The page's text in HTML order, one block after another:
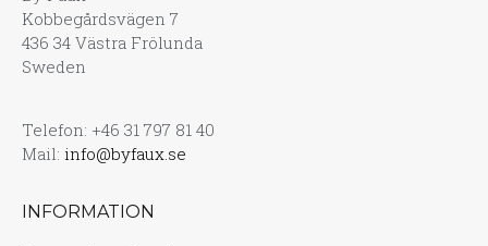
Kobbegårdsvägen 7
436 34 Västra Frölunda
Sweden
Telefon: +46 31 797 81 40
Mail: info@byfaux.se
INFORMATION